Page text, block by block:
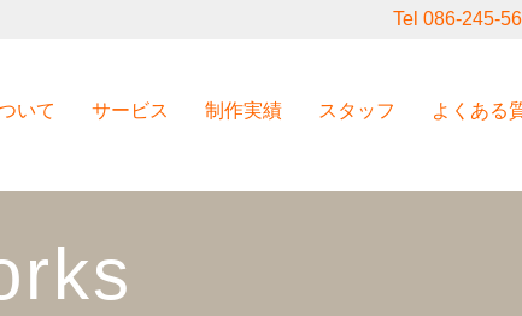
Tel 086-245-
いて サービス 制作実績 スタッフ よくある